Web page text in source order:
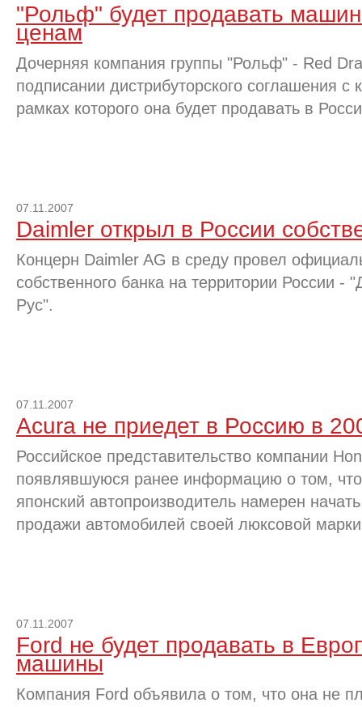
"Рольф" будет продавать
ценам
Дочерняя компания группы "Рольф" - Red
подписании дистрибуторского соглашения с
рамках которого она будет продавать в
07.11.2007
Daimler открыл в России
Концерн Daimler AG в среду провел
собственного банка на территории России -
Рус".
07.11.2007
Acura не приедет в Россию в
Российское представительство компании
появлявшуюся ранее информацию о том,
японский автопроизводитель намерен
продажи автомобилей своей люксовой
07.11.2007
Ford не будет продавать в
машины
Компания Ford объявила о том, что она не